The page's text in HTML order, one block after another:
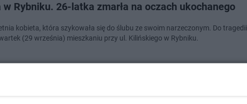
w Rybniku. 26-latka zmarła na oczach ukochanego
kobieta, która szykowała się do ślubu ze swoim narzeczonym. Do tragedii
(29 września) mieszkaniu przy ul. Kilińskiego w Rybniku.